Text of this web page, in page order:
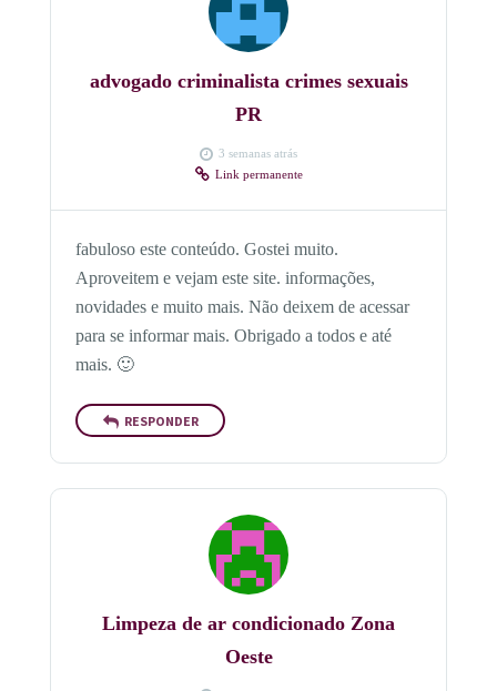
advogado criminalista crimes sexuais
PR
3 semanas atrás
Link permanente
fabuloso este conteúdo. Gostei muito.
Aproveitem e vejam este site. informações,
novidades e muito mais. Não deixem de acessar
para se informar mais. Obrigado a todos e até
mais. 🙂
RESPONDER
Limpeza de ar condicionado Zona
Oeste